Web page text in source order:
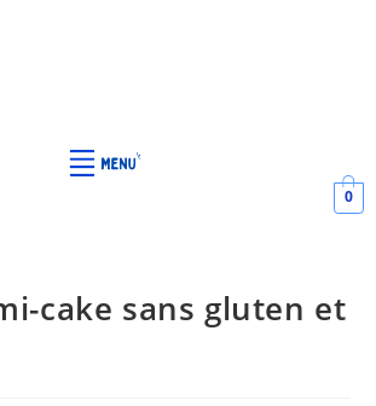
0
cake sans gluten et